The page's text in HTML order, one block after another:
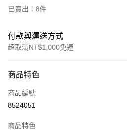
已賣出：8件
付款與運送方式
超取滿NT$1,000免運
信用卡一次付款
超商取貨付款
商品特色
商品編號
8524051
商品特色